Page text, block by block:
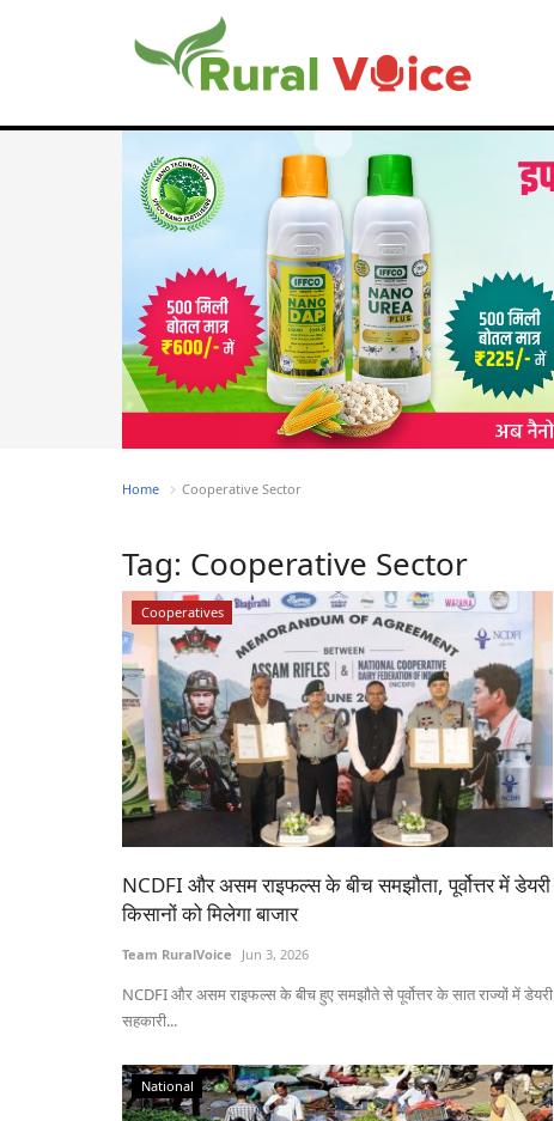
Home Cooperative Sector
Tag: Cooperative Sector
Cooperatives
NCDFI और असम राइफल्स के बीच समझौता, पूर्वोत्तर में डेयरी
किसानों को मिलेगा बाजार
Team RuralVoice Jun 3, 2026
NCDFI और असम राइफल्स के बीच हुए समझौते से पूर्वोत्तर के सात राज्यों में डेयरी
सहकारी...
National